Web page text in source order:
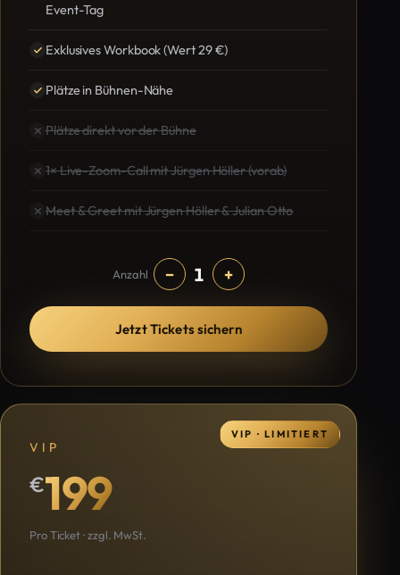
Event-Tag
Exklusives Workbook (Wert 29 €)
Plätze in Bühnen-Nähe
Plätze direkt vor der Bühne
1× Live-Zoom-Call mit Jürgen Höller (vorab)
Meet & Greet mit Jürgen Höller & Julian Otto
Anzahl − 1 +
Jetzt Tickets sichern
VIP · LIMITIERT
VIP
€199
Pro Ticket · zzgl. MwSt.